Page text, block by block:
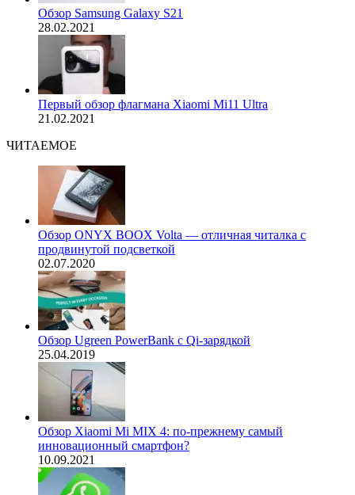
Обзор Samsung Galaxy S21
28.02.2021
Первый обзор флагмана Xiaomi Mi11 Ultra
21.02.2021
ЧИТАЕМОЕ
Обзор ONYX BOOX Volta — отличная читалка с
продвинутой подсветкой
02.07.2020
Обзор Ugreen PowerBank с Qi-зарядкой
25.04.2019
Обзор Xiaomi Mi MIX 4: по-прежнему самый
инновационный смартфон?
10.09.2021